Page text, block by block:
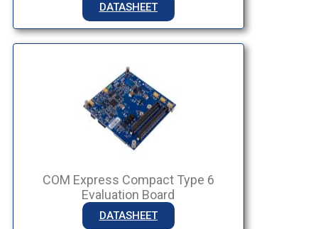
DATASHEET
COM Express Compact Type 6
Evaluation Board
DATASHEET